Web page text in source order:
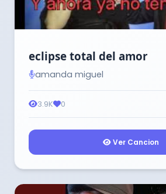
eclipse total del amor
amanda miguel
3.9K 0
Ver Cancion